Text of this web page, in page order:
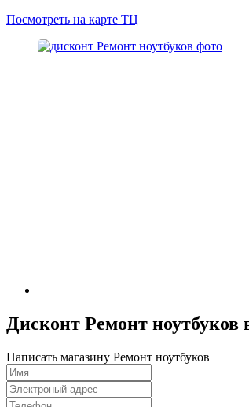
Посмотреть на карте ТЦ
Дисконт Ремонт
Написать магазину Ремонт ноутбуков